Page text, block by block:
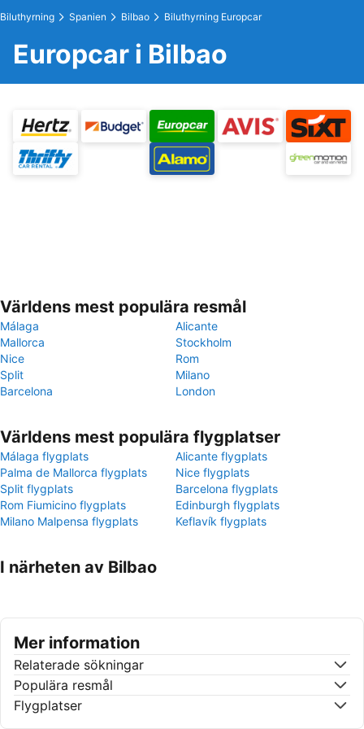
Biluthyrning Spanien Bilbao Biluthyrning Europcar
Europcar i Bilbao
Världens mest populära resmål
Málaga
Alicante
Mallorca
Stockholm
Nice
Rom
Split
Milano
Barcelona
London
Världens mest populära flygplatser
Málaga flygplats
Alicante flygplats
Palma de Mallorca flygplats
Nice flygplats
Split flygplats
Barcelona flygplats
Rom Fiumicino flygplats
Edinburgh flygplats
Milano Malpensa flygplats
Keflavík flygplats
I närheten av Bilbao
Mer information
Relaterade sökningar
Populära resmål
Flygplatser